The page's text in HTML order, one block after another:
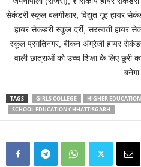
सेकंडरी स्कूल बलगीखार, विद्युत गृह हायर
हायर सेकंडरी स्कूल दर्री, सरस्वती हायर
स्कूल प्रगतिनगर, बीकन अंग्रेजी हायर
वाली छात्राओं को उच्च शिक्षा के लिए छुरी
TAGS GIRLS COLLEGE
HIGHER
SCHOOL EDUCATION CHHATTISGARH